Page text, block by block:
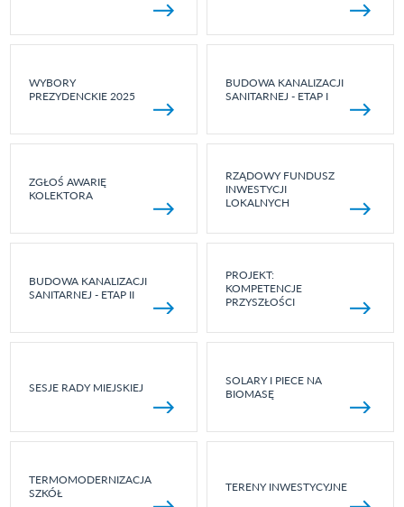
WYBORY
PREZYDENCKIE 2025
BUDOWA KANALIZACJI
SANITARNEJ - ETAP I
ZGŁOŚ AWARIĘ
KOLEKTORA
RZĄDOWY FUNDUSZ
INWESTYCJI
LOKALNYCH
BUDOWA KANALIZACJI
SANITARNEJ - ETAP II
PROJEKT:
KOMPETENCJE
PRZYSZŁOŚCI
SESJE RADY MIEJSKIEJ
SOLARY I PIECE NA
BIOMASĘ
TERMOMODERNIZACJA
SZKÓŁ
TERENY INWESTYCYJNE